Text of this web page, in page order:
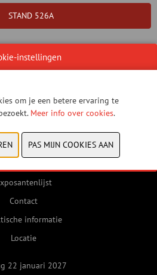
STAND 526A
VOLGENDE
Contact
informatie
Locatie
22 januari 2027
instellingen
om je een betere ervaring te
Meer info over cookies.